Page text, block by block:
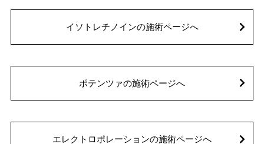
イソトレチノインの施術ページへ
ポテンツァの施術ページへ
エレクトロポレーションの施術ページへ